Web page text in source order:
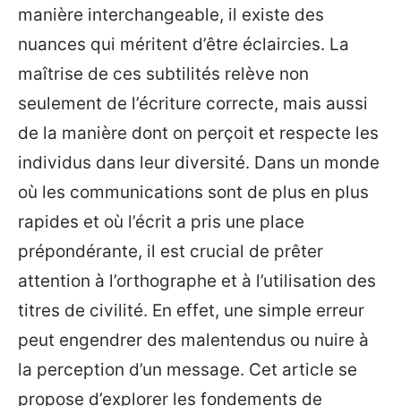
manière interchangeable, il existe des
nuances qui méritent d’être éclaircies. La
maîtrise de ces subtilités relève non
seulement de l’écriture correcte, mais aussi
de la manière dont on perçoit et respecte les
individus dans leur diversité. Dans un monde
où les communications sont de plus en plus
rapides et où l’écrit a pris une place
prépondérante, il est crucial de prêter
attention à l’orthographe et à l’utilisation des
titres de civilité. En effet, une simple erreur
peut engendrer des malentendus ou nuire à
la perception d’un message. Cet article se
propose d’explorer les fondements de